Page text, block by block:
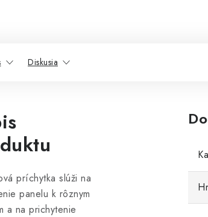
Diskusia
príchytka slúži na
panelu k rôznym
a na prichytenie